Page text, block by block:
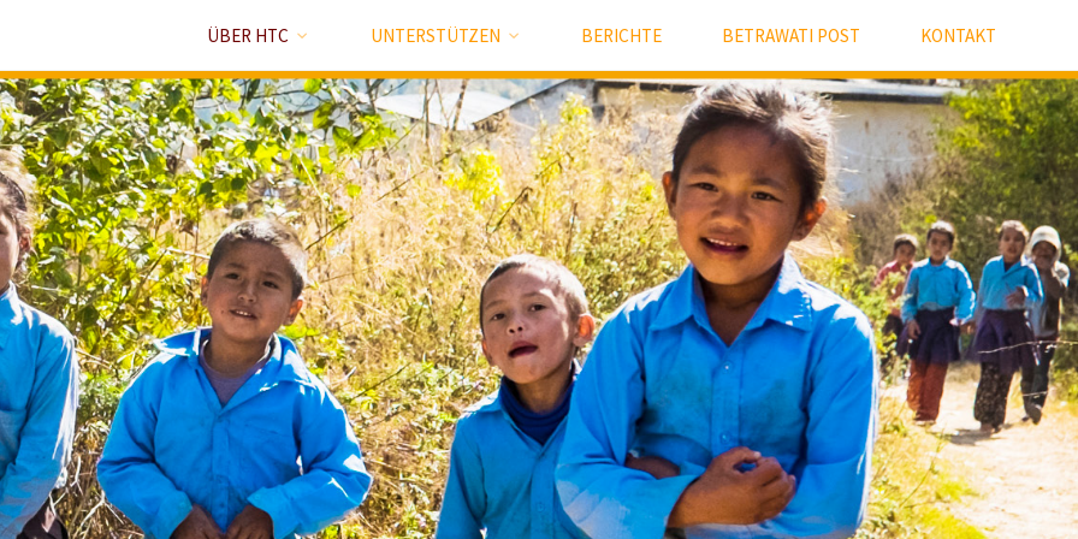
ÜBER HTC UNTERSTÜTZEN BERICHTE BETRAWATI POST KONTAKT